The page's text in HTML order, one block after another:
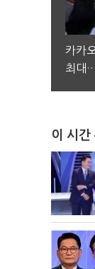
카카
최대
이 시간